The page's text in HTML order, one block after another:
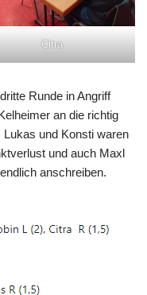
Citra
Runde in Angriff
an die richtig
und Konsti waren
und auch Maxl
anschreiben.